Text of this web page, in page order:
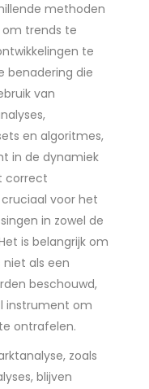
methoden
trends te
te
benadering die
van
en algoritmes,
in de dynamiek
correct
voor het
in zowel de
is belangrijk om
als een
beschouwd,
instrument om
ontrafelen.
zoals
blijven